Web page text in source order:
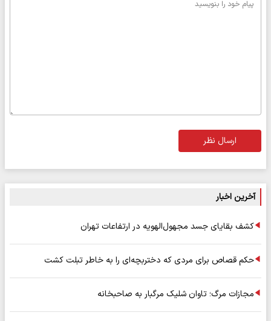
ارسال نظر
آخرین اخبار
کشف بقایای جسد مجهول‌الهویه در ارتفاعات تهران
حکم قصاص برای مردی که دختربچه‌ای را به خاطر تبلت کشت
مجازات مرگ؛ تاوان شلیک مرگبار به صاحبخانه